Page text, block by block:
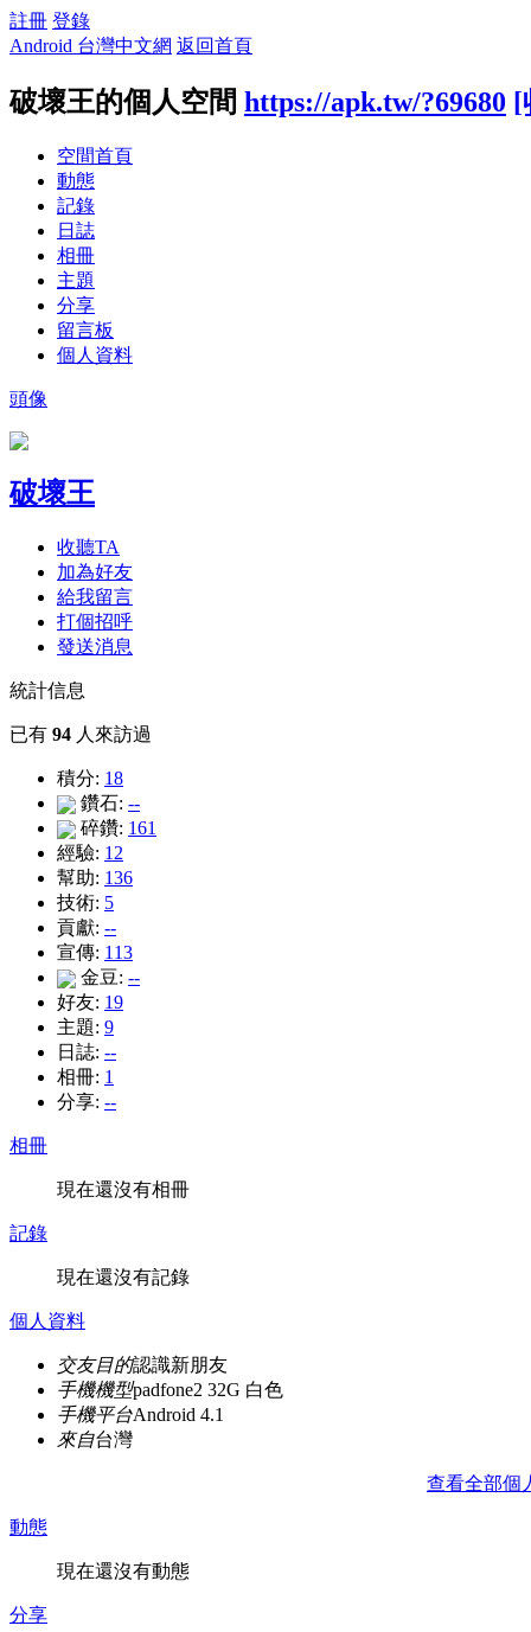
註冊 登錄
Android 台灣中文網 返回首頁
破壞王的個人空間 https://apk.tw/?69680 [
空間首頁
動態
記錄
日誌
相冊
主題
分享
留言板
個人資料
頭像
破壞王
收聽TA
加為好友
給我留言
打個招呼
發送消息
統計信息
已有 94 人來訪過
積分: 18
鑽石: --
碎鑽: 161
經驗: 12
幫助: 136
技術: 5
貢獻: --
宣傳: 113
金豆: --
好友: 19
主題: 9
日誌: --
相冊: 1
分享: --
相冊
現在還沒有相冊
記錄
現在還沒有記錄
個人資料
交友目的認識新朋友
手機機型padfone2 32G 白色
手機平台Android 4.1
來自台灣
查看全部個
動態
現在還沒有動態
分享